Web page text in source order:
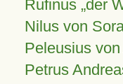
Rufinus „der
Nilus von
Peleusius
Petrus